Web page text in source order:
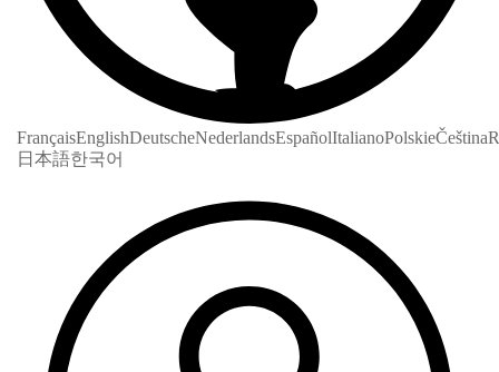
FrançaisEnglishDeutscheNederlandsEspañolItalianoPolskieČeština
日本語한국어